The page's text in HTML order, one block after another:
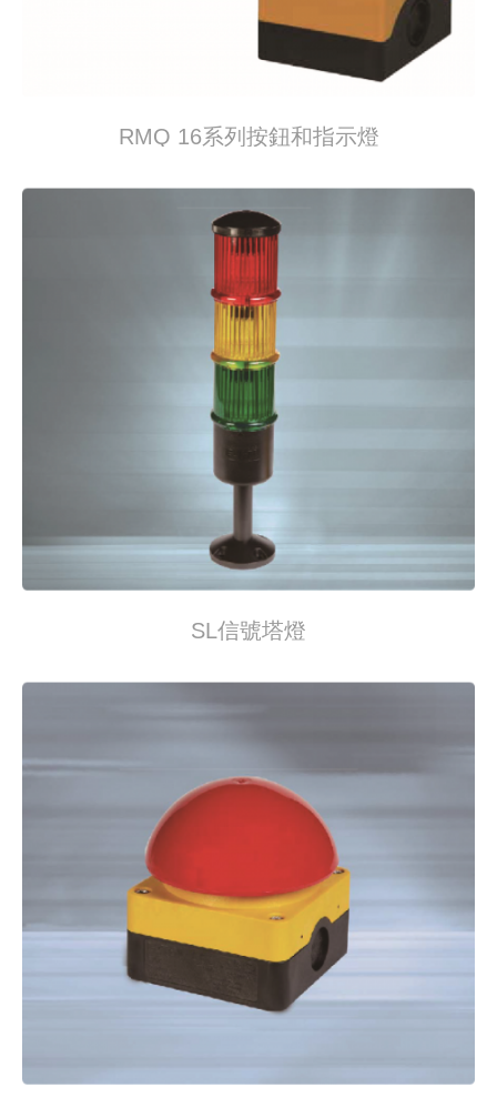
RMQ 16系列按鈕和指示燈
SL信號塔燈